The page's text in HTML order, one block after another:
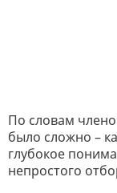
По словам
было сложно –
глубокое
непростого